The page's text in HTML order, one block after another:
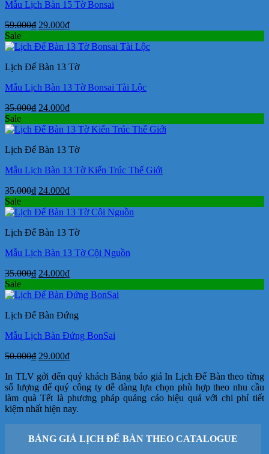
Mẫu Lịch Bàn 15 Tờ Bonsai
59.000₫ Giá
là:
29.000₫Giá
tại
29.000₫.
Sale
Lịch Để Bàn 13 Tờ
Mẫu Lịch Bàn 13 Tờ Bonsai Tài Lộc
35.000₫ Giá
là:
24.000₫Giá
tại
24.000₫.
Sale
Lịch Để Bàn 13 Tờ
Mẫu Lịch Bàn 13 Tờ Kiến Trúc Thế Giới
35.000₫ Giá
là:
24.000₫Giá
tại
24.000₫.
Sale
Lịch Để Bàn 13 Tờ
Mẫu Lịch Bàn 13 Tờ Cội Nguồn
35.000₫ Giá
là:
24.000₫Giá
tại
24.000₫.
Sale
Lịch Để Bàn Đứng
Mẫu Lịch Bàn Đứng BonSai
50.000₫ Giá
là:
50.000₫.
29.000₫Giá
tại
là:
29.000₫.
In TLV gởi đến quý khách Bảng báo giá In Lịch Để Bàn theo từng
số lượng để quý công ty dễ dàng lựa chọn phù hợp theo nhu cầu
làm quà Tết là phương pháp quảng cáo hiệu quả với chi phí tiết
kiệm nhất hiện nay.
BẢNG GIÁ LỊCH ĐỂ BÀN THEO CATALOGUE